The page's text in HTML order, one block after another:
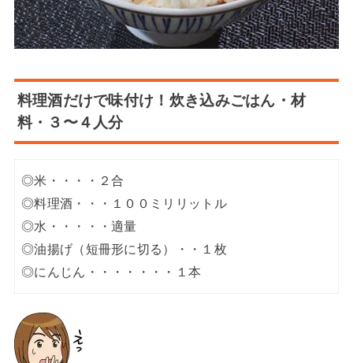
料理酒だけで味付け！炊き込みごはん・材
料・３〜４人分
◎米・・・・２合
◎料理酒・・・１００ミリリットル
◎水・・・・・適量
◎油揚げ（短冊形に切る）・・１枚
◎にんじん・・・・・・・１本